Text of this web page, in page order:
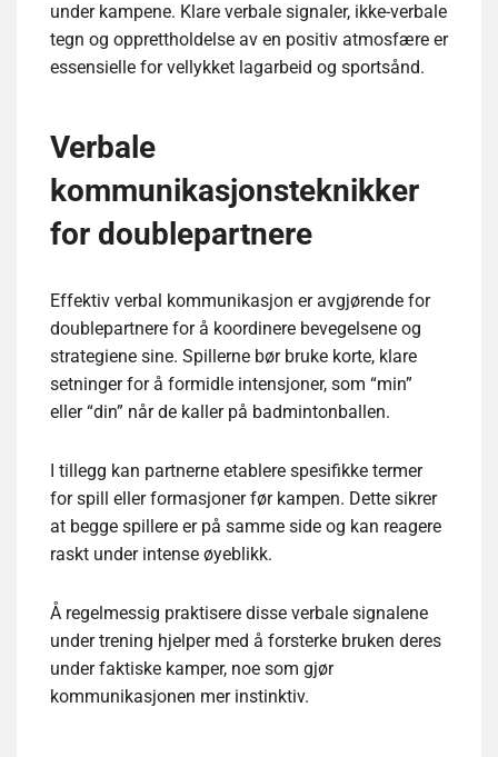
under kampene. Klare verbale signaler, ikke-verbale
tegn og opprettholdelse av en positiv atmosfære er
essensielle for vellykket lagarbeid og sportsånd.
Verbale
kommunikasjonsteknikker
for doublepartnere
Effektiv verbal kommunikasjon er avgjørende for
doublepartnere for å koordinere bevegelsene og
strategiene sine. Spillerne bør bruke korte, klare
setninger for å formidle intensjoner, som “min”
eller “din” når de kaller på badmintonballen.
I tillegg kan partnerne etablere spesifikke termer
for spill eller formasjoner før kampen. Dette sikrer
at begge spillere er på samme side og kan reagere
raskt under intense øyeblikk.
Å regelmessig praktisere disse verbale signalene
under trening hjelper med å forsterke bruken deres
under faktiske kamper, noe som gjør
kommunikasjonen mer instinktiv.